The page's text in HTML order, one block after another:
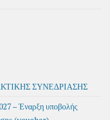
ΣΥΝΕΔΡΙΑΣΗΣ
– Έναρξη υποβολής